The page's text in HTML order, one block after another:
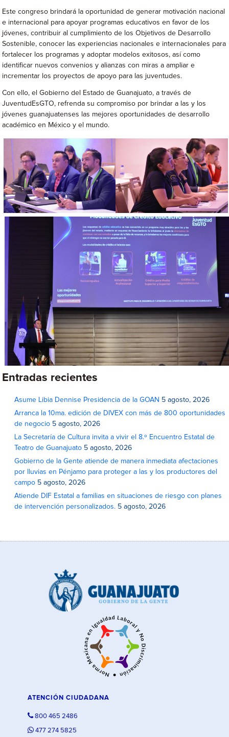
Este congreso brindará la oportunidad de generar motivación nacional
e internacional para apoyar programas educativos en favor de los
jóvenes, contribuir al cumplimiento de los Objetivos de Desarrollo
Sostenible, conocer las experiencias nacionales e internacionales para
fortalecer los programas y adoptar modelos exitosos, así como
identificar nuevos convenios y alianzas con miras a ampliar e
incrementar los proyectos de apoyo para las juventudes.
Con ello, el Gobierno del Estado de Guanajuato, a través de
JuventudEsGTO, refrenda su compromiso por brindar a las y los
jóvenes guanajuatenses las mejores oportunidades de desarrollo
académico en México y el mundo.
Entradas recientes
Asume Libia Dennise Presidencia de la GOAN 5 agosto, 2026
Arranca la 10ma. edición de DIVEX con más de 800 oportunidades
de negocio 5 agosto, 2026
La Secretaría de Cultura invita a vivir el 8.º Encuentro Estatal de
Teatro de Guanajuato 5 agosto, 2026
Gobierno de la Gente atiende de manera inmediata afectaciones
por lluvias en Pénjamo para proteger a las y los productores del
campo 5 agosto, 2026
Atiende DIF Estatal a familias en situaciones de riesgo con planes
de intervención personalizados. 5 agosto, 2026
ATENCIÓN CIUDADANA
800 465 2486
477 274 5825